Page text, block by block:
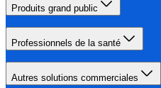
Produits grand public
Professionnels de la santé
Autres solutions commerciales